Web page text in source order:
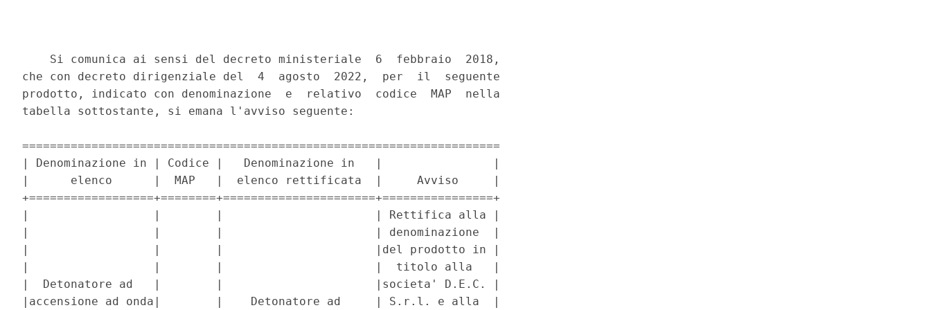
    Si comunica ai sensi del decreto ministeriale  6  febbraio  2018,
che con decreto dirigenziale del  4  agosto  2022,  per  il  seguente
prodotto, indicato con denominazione  e  relativo  codice  MAP  nella
tabella sottostante, si emana l'avviso seguente:
=====================================================================
| Denominazione in | Codice |   Denominazione in   |                |
|      elenco      |  MAP   |  elenco rettificata  |     Avviso     |
+==================+========+======================+================+
|                  |        |                      | Rettifica alla |
|                  |        |                      | denominazione  |
|                  |        |                      |del prodotto in |
|                  |        |                      |  titolo alla   |
|  Detonatore ad   |        |                      |societa' D.E.C. |
|accensione ad onda|        |    Detonatore ad     | S.r.l. e alla  |